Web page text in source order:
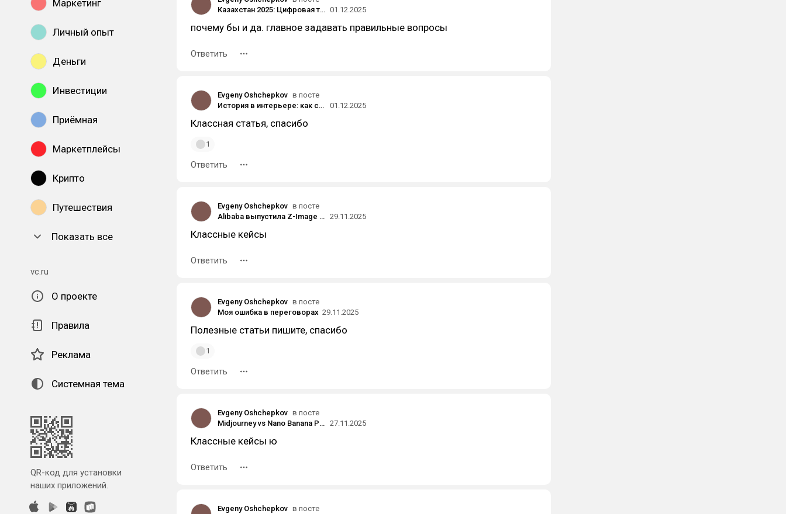
Маркетинг
Личный опыт
Деньги
Инвестиции
Приёмная
Маркетплейсы
Крипто
Путешествия
Показать все
vc.ru
О проекте
Правила
Реклама
Системная тема
QR-код для установки
наших приложений.
Казахстан 2025: Цифровая трансформация МСБ — как малый бизнес осваивает онлайн-платформы, маркетплейсы и облачные технологии 01.12.2025
почему бы и да. главное задавать правильные вопросы
Ответить
Evgeny Oshchepkov в посте
История в интерьере: как сделать пространство «своим»?
01.12.2025
Классная статья, спасибо
1
Ответить
Evgeny Oshchepkov в посте
Alibaba выпустила Z-Image — открытую модель для генерации «фотореалистичных» изображений «на уровне» Flux 2 29.11.2025
Классные кейсы
Ответить
Evgeny Oshchepkov в посте
Моя ошибка в переговорах 29.11.2025
Полезные статьи пишите, спасибо
1
Ответить
Evgeny Oshchepkov в посте
Midjourney vs Nano Banana PRO: сравнение двух лучших ИИ для генерации изображений 27.11.2025
Классные кейсы ю
Ответить
Evgeny Oshchepkov в посте